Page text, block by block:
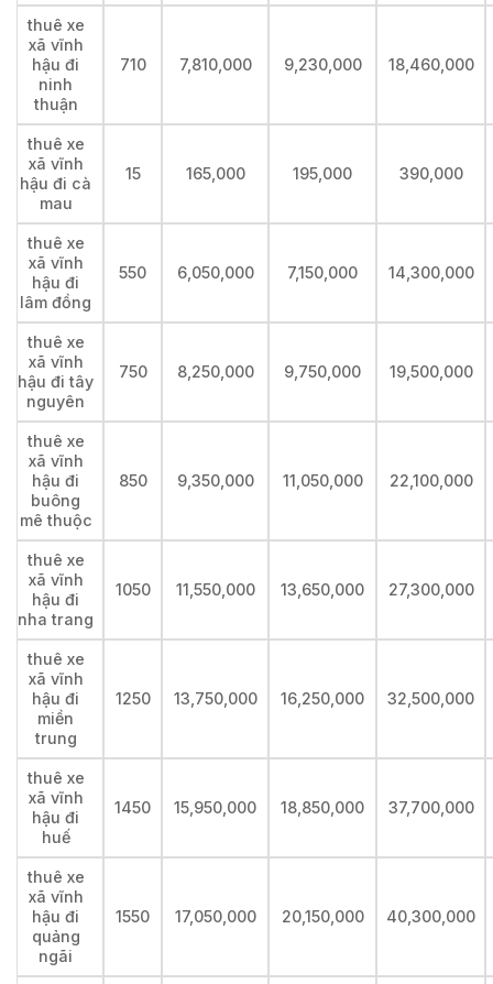
thuê xe
xã vĩnh
hậu đi
ninh
thuận
710 7,810,000 9,230,000 18,460,000
thuê xe
xã vĩnh
hậu đi cà
mau
15 165,000 195,000 390,000
thuê xe
xã vĩnh
hậu đi
lâm đồng
550 6,050,000 7,150,000 14,300,000
thuê xe
xã vĩnh
hậu đi tây
nguyên
750 8,250,000 9,750,000 19,500,000
thuê xe
xã vĩnh
hậu đi
buông
mê thuộc
850 9,350,000 11,050,000 22,100,000
thuê xe
xã vĩnh
hậu đi
nha trang
1050 11,550,000 13,650,000 27,300,000
thuê xe
xã vĩnh
hậu đi
miền
trung
1250 13,750,000 16,250,000 32,500,000
thuê xe
xã vĩnh
hậu đi
huế
1450 15,950,000 18,850,000 37,700,000
thuê xe
xã vĩnh
hậu đi
quảng
ngãi
1550 17,050,000 20,150,000 40,300,000